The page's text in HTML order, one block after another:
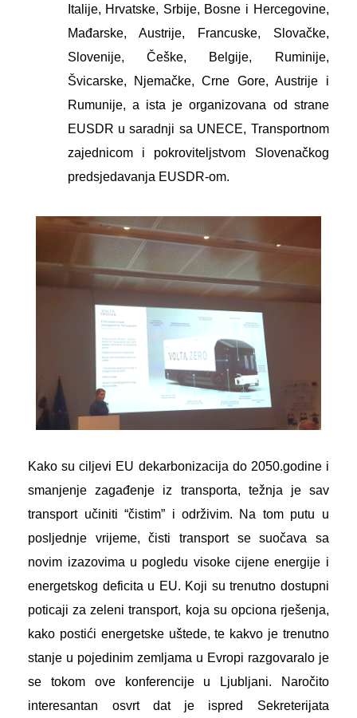
Italije, Hrvatske, Srbije, Bosne i Hercegovine,
Mađarske, Austrije, Francuske, Slovačke,
Slovenije, Češke, Belgije, Ruminije,
Švicarske, Njemačke, Crne Gore, Austrije i
Rumunije, a ista je organizovana od strane
EUSDR u saradnji sa UNECE, Transportnom
zajednicom i pokroviteljstvom Slovenačkog
predsjedavanja EUSDR-om.
Kako su ciljevi EU dekarbonizacija do 2050.godine i
smanjenje zagađenje iz transporta, težnja je sav
transport učiniti “čistim” i održivim. Na tom putu u
posljednje vrijeme, čisti transport se suočava sa
novim izazovima u pogledu visoke cijene energije i
energetskog deficita u EU. Koji su trenutno dostupni
poticaji za zeleni transport, koja su opciona rješenja,
kako postići energetske uštede, te kakvo je trenutno
stanje u pojedinim zemljama u Evropi razgovaralo je
se tokom ove konferencije u Ljubljani. Naročito
interesantan osvrt dat je ispred Sekreterijata